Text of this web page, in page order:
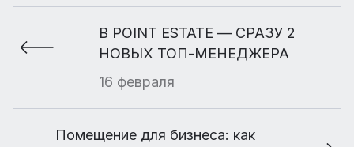
В POINT ESTATE — СРАЗУ 2
НОВЫХ ТОП-МЕНЕДЖЕРА
16 февраля
Помещение для бизнеса: как